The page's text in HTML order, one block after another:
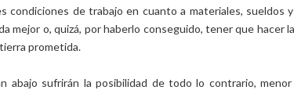
condiciones de trabajo en cuanto a materiales, sueldos
mejor o, quizá, por haberlo conseguido, tener que hacer
prometida.
abajo sufrirán la posibilidad de todo lo contrario,